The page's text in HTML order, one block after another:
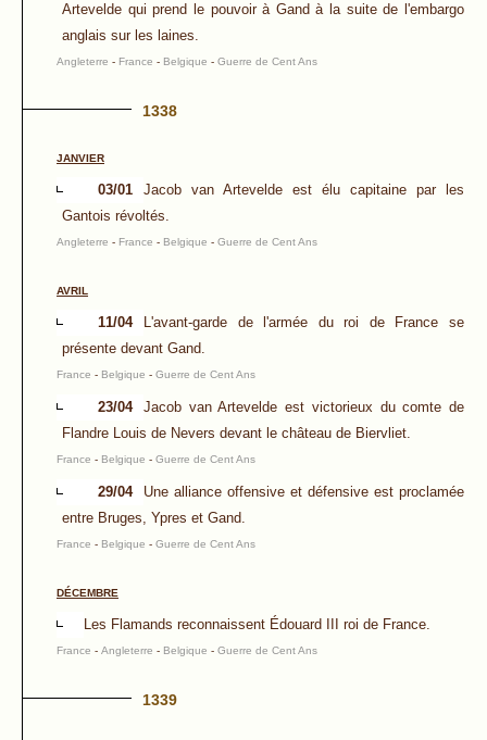
Artevelde qui prend le pouvoir à Gand à la suite de l'embargo
anglais sur les laines.
Angleterre - France - Belgique - Guerre de Cent Ans
1338
JANVIER
03/01
Jacob van Artevelde est élu capitaine par les
Gantois révoltés.
Angleterre - France - Belgique - Guerre de Cent Ans
AVRIL
11/04
L'avant-garde de l'armée du roi de France se
présente devant Gand.
France - Belgique - Guerre de Cent Ans
23/04
Jacob van Artevelde est victorieux du comte de
Flandre Louis de Nevers devant le château de Biervliet.
France - Belgique - Guerre de Cent Ans
29/04
Une alliance offensive et défensive est proclamée
entre Bruges, Ypres et Gand.
France - Belgique - Guerre de Cent Ans
DÉCEMBRE
Les Flamands reconnaissent Édouard III roi de France.
France - Angleterre - Belgique - Guerre de Cent Ans
1339